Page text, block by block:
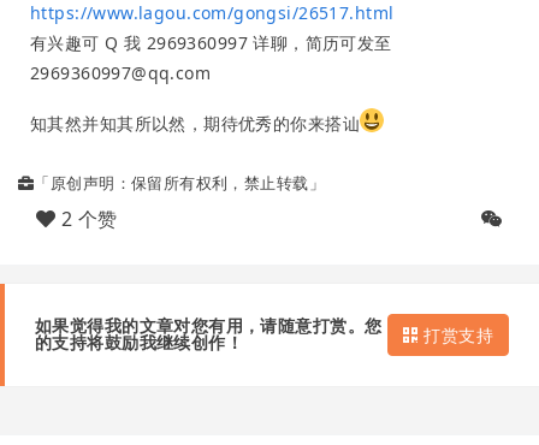
https://www.lagou.com/gongsi/26517.html
有兴趣可 Q 我 2969360997 详聊，简历可发至
2969360997@qq.com
知其然并知其所以然，期待优秀的你来搭讪
「原创声明：保留所有权利，禁止转载」
2 个赞
如果觉得我的文章对您有用，请随意打赏。您
的支持将鼓励我继续创作！ 打赏支持